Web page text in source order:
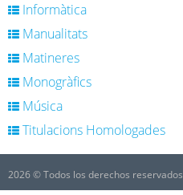
Informàtica
Manualitats
Matineres
Monogràfics
Música
Titulacions Homologades
2026 © Todos los derechos reservados